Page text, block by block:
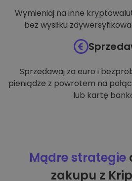
Wymieniaj na inne
bez wysiłku
Sprzedawaj za euro i
pieniądze z powrotem na
lub kartę
Mądre strategie
zakupu z